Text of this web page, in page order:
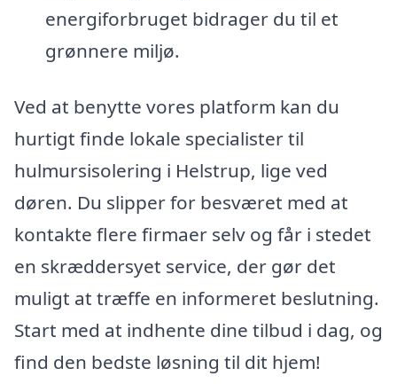
energiforbruget bidrager du til et
grønnere miljø.
Ved at benytte vores platform kan du
hurtigt finde lokale specialister til
hulmursisolering i Helstrup, lige ved
døren. Du slipper for besværet med at
kontakte flere firmaer selv og får i stedet
en skræddersyet service, der gør det
muligt at træffe en informeret beslutning.
Start med at indhente dine tilbud i dag, og
find den bedste løsning til dit hjem!